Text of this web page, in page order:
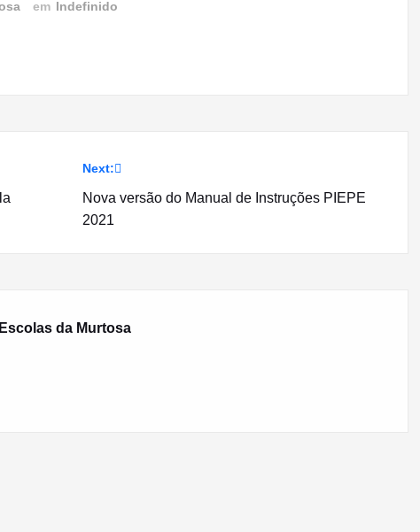
em Indefinido
Next:
Nova versão do Manual de Instruções PIEPE
2021
da Murtosa